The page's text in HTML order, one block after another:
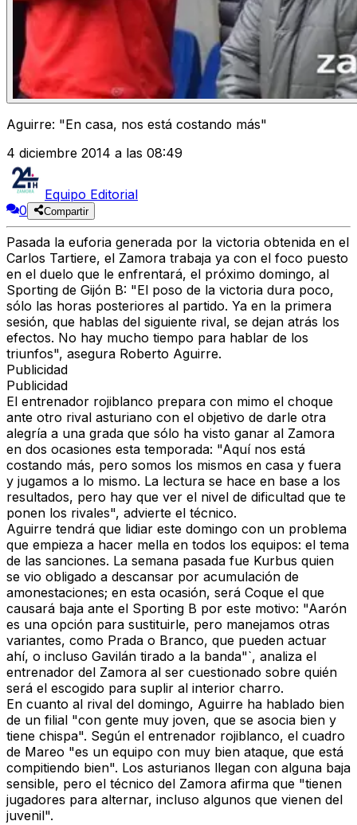
Aguirre: "En casa, nos está costando más"
4 diciembre 2014 a las 08:49
Equipo Editorial
0
Compartir
Pasada la euforia generada por la victoria obtenida en el
Carlos Tartiere, el Zamora trabaja ya con el foco puesto
en el duelo que le enfrentará, el próximo domingo, al
Sporting de Gijón B: "El poso de la victoria dura poco,
sólo las horas posteriores al partido. Ya en la primera
sesión, que hablas del siguiente rival, se dejan atrás los
efectos. No hay mucho tiempo para hablar de los
triunfos", asegura Roberto Aguirre.
Publicidad
Publicidad
El entrenador rojiblanco prepara con mimo el choque
ante otro rival asturiano con el objetivo de darle otra
alegría a una grada que sólo ha visto ganar al Zamora
en dos ocasiones esta temporada: "Aquí nos está
costando más, pero somos los mismos en casa y fuera
y jugamos a lo mismo. La lectura se hace en base a los
resultados, pero hay que ver el nivel de dificultad que te
ponen los rivales", advierte el técnico.
Aguirre tendrá que lidiar este domingo con un problema
que empieza a hacer mella en todos los equipos: el tema
de las sanciones. La semana pasada fue Kurbus quien
se vio obligado a descansar por acumulación de
amonestaciones; en esta ocasión, será Coque el que
causará baja ante el Sporting B por este motivo: "Aarón
es una opción para sustituirle, pero manejamos otras
variantes, como Prada o Branco, que pueden actuar
ahí, o incluso Gavilán tirado a la banda"`, analiza el
entrenador del Zamora al ser cuestionado sobre quién
será el escogido para suplir al interior charro.
En cuanto al rival del domingo, Aguirre ha hablado bien
de un filial "con gente muy joven, que se asocia bien y
tiene chispa". Según el entrenador rojiblanco, el cuadro
de Mareo "es un equipo con muy bien ataque, que está
compitiendo bien". Los asturianos llegan con alguna baja
sensible, pero el técnico del Zamora afirma que "tienen
jugadores para alternar, incluso algunos que vienen del
juvenil".